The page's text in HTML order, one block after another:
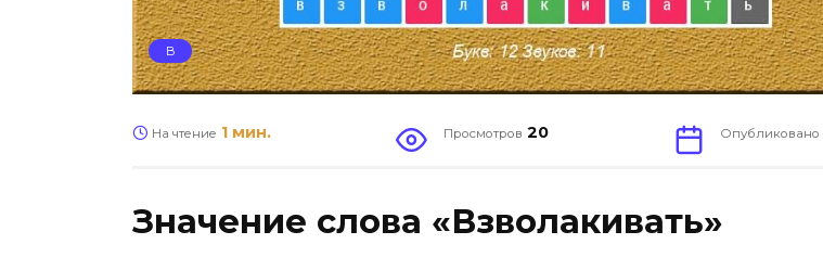
В
На чтение 1 мин. Просмотров 20 Опубликовано
Значение слова «Взволакивать»